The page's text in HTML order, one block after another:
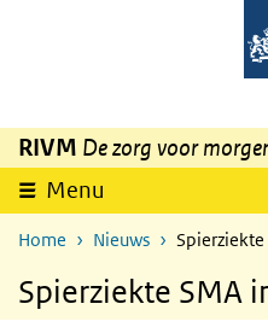
Overslaan en naar de inhoud
RIVM De zorg voor
Menu
Home Nieuws
Spierziekte SMA